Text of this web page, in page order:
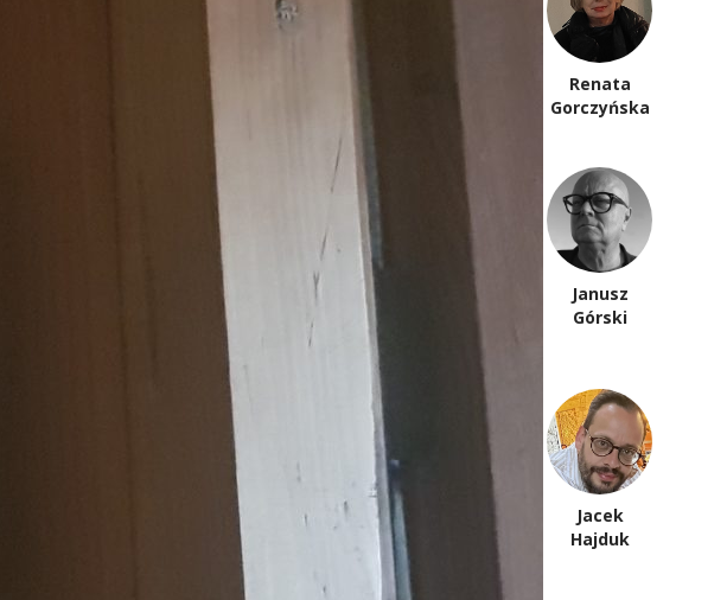
Renata
Gorczyńska
Ewa Górniak
Morgan
Janusz
Górski
Irena
Grudzińska-
Gross
Jacek
Hajduk